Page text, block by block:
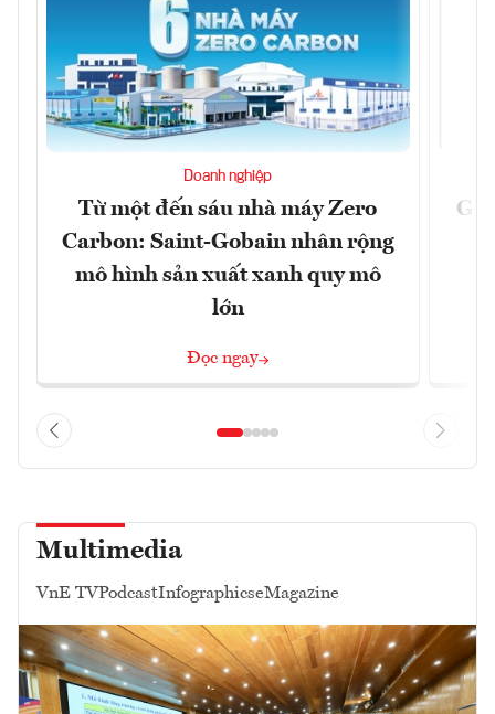
Doanh nghiệp
Từ một đến sáu nhà máy Zero
Carbon: Saint-Gobain nhân rộng
mô hình sản xuất xanh quy mô
lớn
Đọc ngay
Multimedia
VnE TVPodcastInfographicseMagazine